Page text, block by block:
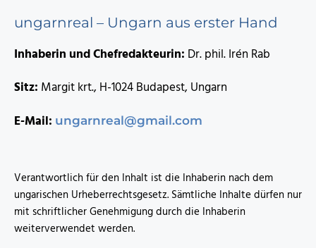
ungarnreal – Ungarn aus erster Hand
Inhaberin und Chefredakteurin: Dr. phil. Irén Rab
Sitz: Margit krt., H-1024 Budapest, Ungarn
E-Mail: ungarnreal@gmail.com
Verantwortlich für den Inhalt ist die Inhaberin nach dem
ungarischen Urheberrechtsgesetz. Sämtliche Inhalte dürfen nur
mit schriftlicher Genehmigung durch die Inhaberin
weiterverwendet werden.